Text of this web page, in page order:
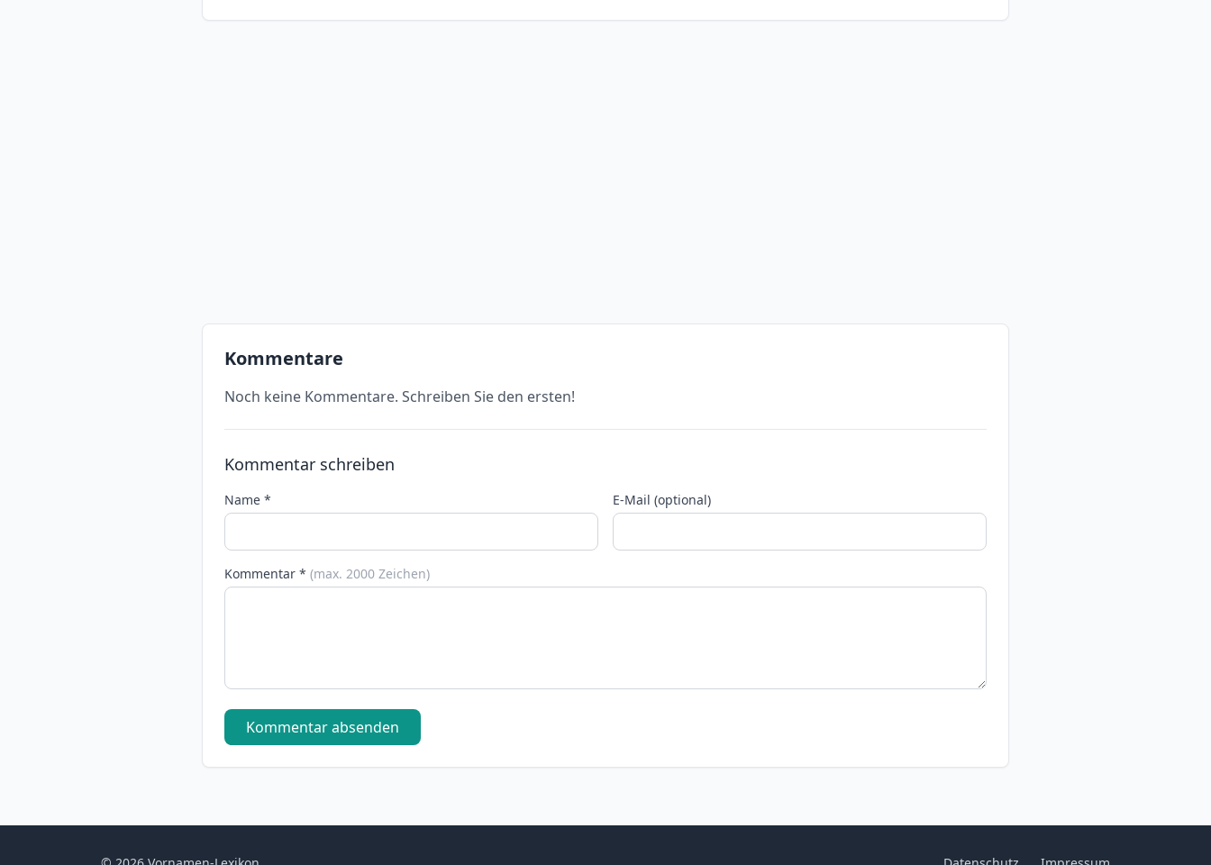
Kommentare
Noch keine Kommentare. Schreiben Sie den ersten!
Kommentar schreiben
Name * E-Mail (optional)
Kommentar * (max. 2000 Zeichen)
Kommentar absenden